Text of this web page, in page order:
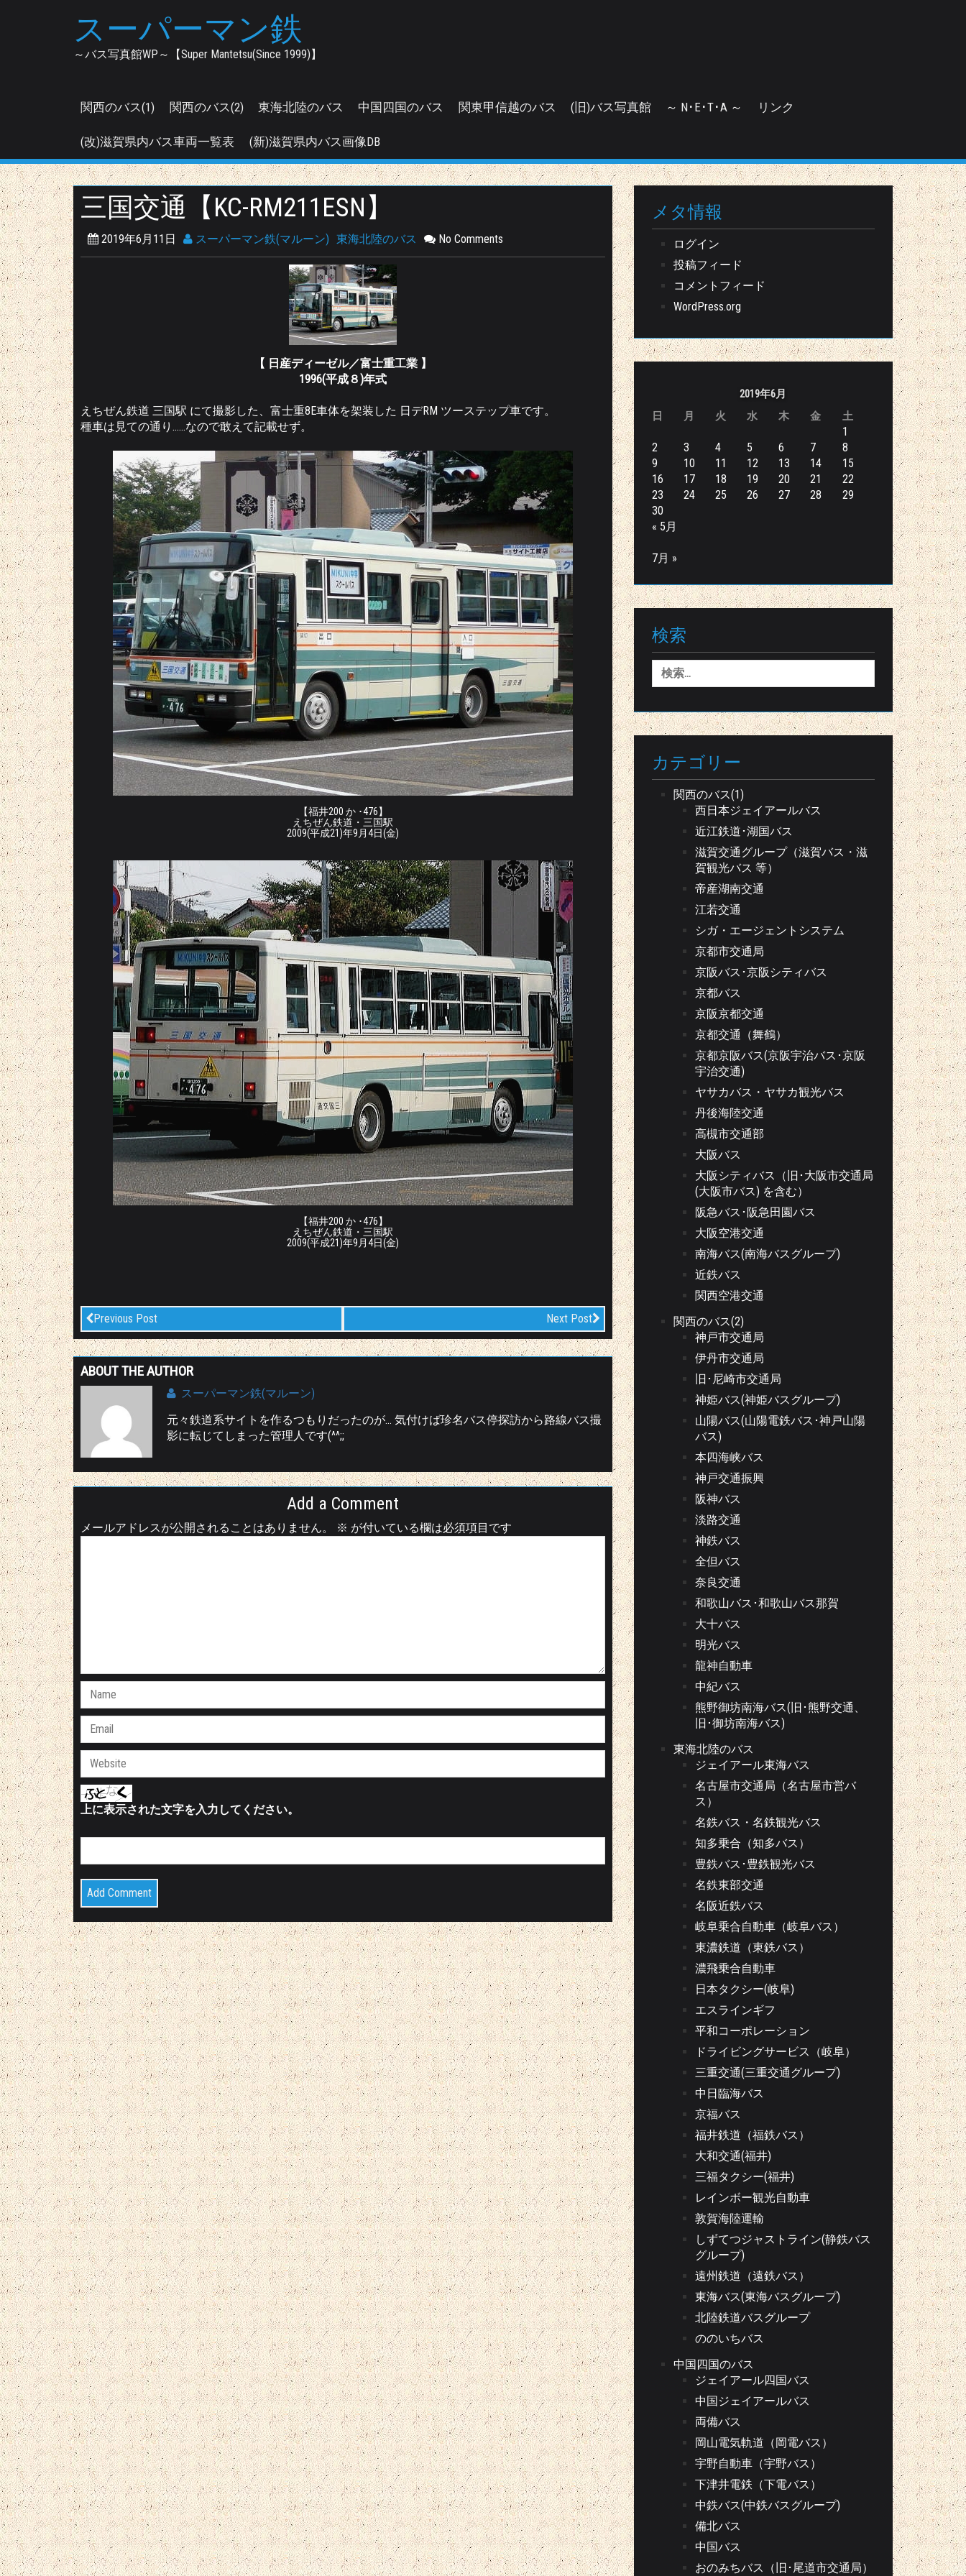
スーパーマン鉄
～バス写真館WP～【Super Mantetsu(Since 1999)】
関西のバス(1) 関西のバス(2) 東海北陸のバス 中国四国のバス 関東甲信越のバス (旧)バス写真館 ～ N･E･T･A ～ リンク
(改)滋賀県内バス車両一覧表 (新)滋賀県内バス画像DB
三国交通【KC-RM211ESN】
2019年6月11日 スーパーマン鉄(マルーン) 東海北陸のバス No Comments
【 日産ディーゼル／富士重工業 】
1996(平成８)年式
えちぜん鉄道 三国駅 にて撮影した、富士重8E車体を架装した 日デRM ツーステップ車です。
種車は見ての通り……なので敢えて記載せず。
【福井200 か ･476】
えちぜん鉄道・三国駅
2009(平成21)年9月4日(金)
【福井200 か ･476】
えちぜん鉄道・三国駅
2009(平成21)年9月4日(金)
Previous Post Next Post
ABOUT THE AUTHOR
スーパーマン鉄(マルーン)
元々鉄道系サイトを作るつもりだったのが… 気付けば珍名バス停探訪から路線バス撮
影に転じてしまった管理人です(^^;;
Add a Comment
メールアドレスが公開されることはありません。 ※ が付いている欄は必須項目です
上に表示された文字を入力してください。
メタ情報
ログイン
投稿フィード
コメントフィード
WordPress.org
2019年6月
日
月 火 水 木 金 土
1
2
3 4 5 6 7
8
9
10 11 12 13 14
15
16
17 18 19 20 21
22
23
24 25 26 27 28
29
30
« 5月
7月 »
検索
索:
カテゴリー
関西のバス(1)
西日本ジェイアールバス
近江鉄道･湖国バス
滋賀交通グループ（滋賀バス・滋
賀観光バス 等）
帝産湖南交通
江若交通
シガ・エージェントシステム
京都市交通局
京阪バス･京阪シティバス
京都バス
京阪京都交通
京都交通（舞鶴）
京都京阪バス(京阪宇治バス･京阪
宇治交通)
ヤサカバス・ヤサカ観光バス
丹後海陸交通
高槻市交通部
大阪バス
大阪シティバス（旧･大阪市交通局
(大阪市バス) を含む）
阪急バス･阪急田園バス
大阪空港交通
南海バス(南海バスグループ)
近鉄バス
関西空港交通
関西のバス(2)
神戸市交通局
伊丹市交通局
旧･尼崎市交通局
神姫バス(神姫バスグループ)
山陽バス(山陽電鉄バス･神戸山陽
バス)
本四海峡バス
神戸交通振興
阪神バス
淡路交通
神鉄バス
全但バス
奈良交通
和歌山バス･和歌山バス那賀
大十バス
明光バス
龍神自動車
中紀バス
熊野御坊南海バス(旧･熊野交通、
旧･御坊南海バス)
東海北陸のバス
ジェイアール東海バス
名古屋市交通局（名古屋市営バ
ス）
名鉄バス・名鉄観光バス
知多乗合（知多バス）
豊鉄バス･豊鉄観光バス
名鉄東部交通
名阪近鉄バス
岐阜乗合自動車（岐阜バス）
東濃鉄道（東鉄バス）
濃飛乗合自動車
日本タクシー(岐阜)
エスラインギフ
平和コーポレーション
ドライビングサービス（岐阜）
三重交通(三重交通グループ)
中日臨海バス
京福バス
福井鉄道（福鉄バス）
大和交通(福井)
三福タクシー(福井)
レインボー観光自動車
敦賀海陸運輸
しずてつジャストライン(静鉄バス
グループ)
遠州鉄道（遠鉄バス）
東海バス(東海バスグループ)
北陸鉄道バスグループ
ののいちバス
中国四国のバス
ジェイアール四国バス
中国ジェイアールバス
両備バス
岡山電気軌道（岡電バス）
宇野自動車（宇野バス）
下津井電鉄（下電バス）
中鉄バス(中鉄バスグループ)
備北バス
中国バス
おのみちバス（旧･尾道市交通局）